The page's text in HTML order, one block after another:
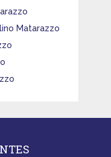
Matarazzo